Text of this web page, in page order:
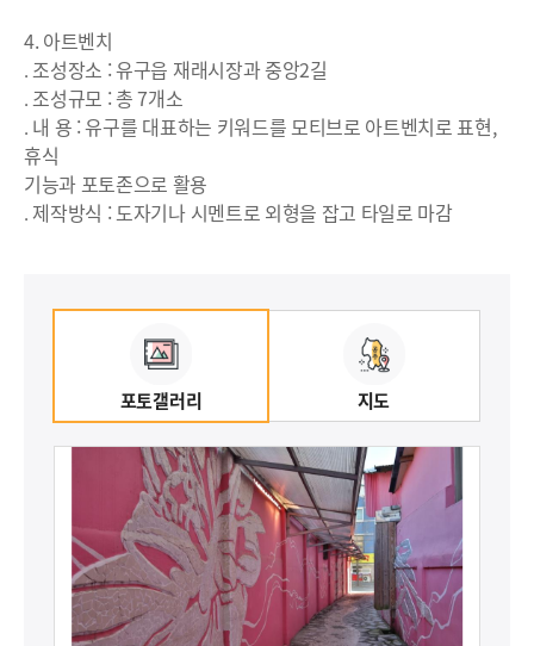
4. 아트벤치
․ 조성장소 : 유구읍 재래시장과 중앙2길
․ 조성규모 : 총 7개소
․ 내 용 : 유구를 대표하는 키워드를 모티브로 아트벤치로 표현,
휴식
기능과 포토존으로 활용
․ 제작방식 : 도자기나 시멘트로 외형을 잡고 타일로 마감
포토갤러리 지도